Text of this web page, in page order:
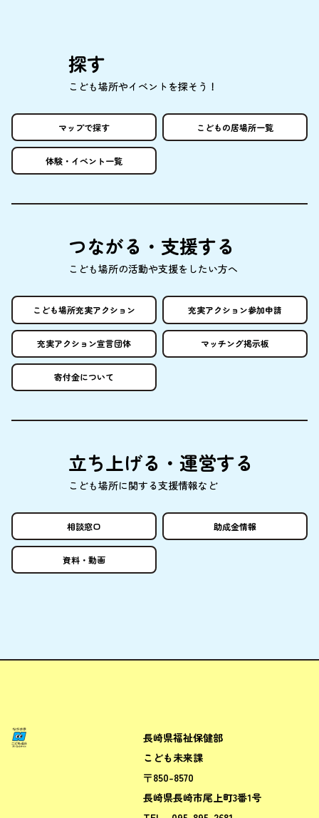
探す
こども場所やイベントを探そう！
マップで探す こどもの居場所一覧
体験 ・イベント一覧
つながる・ 支援する
こども場所の活動や支援をしたい方へ
こども場所充実アクション 充実アクション参加申請
充実アクション宣言団体 マッチング掲示板
寄付金について
立ち上げる・ 運営する
こども場所に関する支援情報など
相談窓口 助成金情報
資料 ・ 動画
ながさきこども場所ポータルサ
長崎県福祉保健部
こども未来課
〒850-8570
長崎県長崎市尾上町3番1号